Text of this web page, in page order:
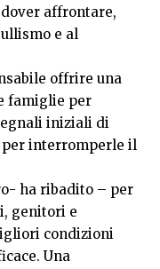
affrontare,
e al
offrire una
famiglie per
iniziali di
per interromperle il
ha ribadito – per
genitori e
condizioni
Una